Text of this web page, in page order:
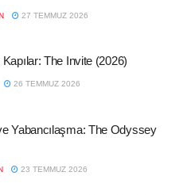
27 TEMMUZ 2026
The Invite (2026)
26 TEMMUZ 2026
Yabancılaşma: The Odyssey
23 TEMMUZ 2026